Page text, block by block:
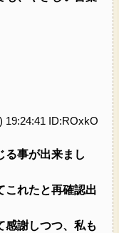
19:24:41 ID:ROxkO
る事が出来まし
これたと再確認出
感謝しつつ、私も